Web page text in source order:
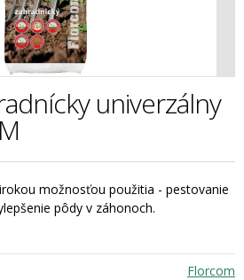
univerzálny
možnosťou použitia - pestovanie
pôdy v záhonoch.
Florcom